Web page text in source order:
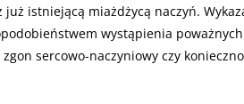
istniejącą miażdżycą naczyń.
wystąpienia
sercowo-naczyniowy czy